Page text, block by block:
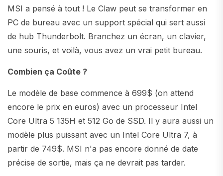
MSI a pensé à tout ! Le Claw peut se transformer en
PC de bureau avec un support spécial qui sert aussi
de hub Thunderbolt. Branchez un écran, un clavier,
une souris, et voilà, vous avez un vrai petit bureau.
Combien ça Coûte ?
Le modèle de base commence à 699$ (on attend
encore le prix en euros) avec un processeur Intel
Core Ultra 5 135H et 512 Go de SSD. Il y aura aussi un
modèle plus puissant avec un Intel Core Ultra 7, à
partir de 749$. MSI n'a pas encore donné de date
précise de sortie, mais ça ne devrait pas tarder.